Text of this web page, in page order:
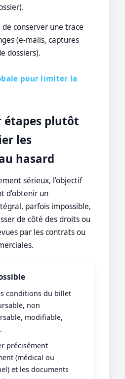
conserver une trace
(e-mails, captures
dossiers).
pour limiter la
étapes plutôt
les
hasard
sérieux, l’objectif
d’obtenir un
parfois impossible,
de côté des droits ou
par les contrats ou
conditions du billet
non
modifiable,
précisément
(médical ou
et les documents